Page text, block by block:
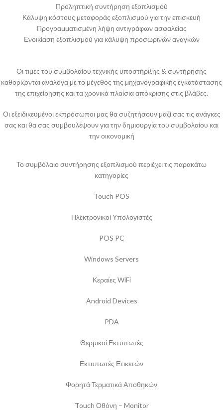
Προληπτική συντήρηση εξοπλισμού
Κάλυψη κόστους μεταφοράς εξοπλισμού για την επισκευή
Προγραμματισμένη λήψη αντιγράφων ασφαλείας
Ενοικίαση εξοπλισμού για κάλυψη προσωρινών αναγκών
Οι τιμές του συμβολαίου τεχνικής υποστήριξης & συντήρησης
καθορίζονται ανάλογα με το μέγεθος της μηχανογραφικής εγκατάστασης
της επιχείρησης και τα χρονικά πλαίσια απόκρισης στις βλάβες.
Οι εξειδικευμένοι εκπρόσωποι μας θα συζητήσουν μαζί σας τις ανάγκες
σας και θα σας συμβουλέψουν για την δημιουργία του συμβολαίου και
την οικονομική
Το συμβόλαιο συντήρησης εξοπλισμού περιέχει τις παρακάτω
κατηγορίες
Touch POS
Ηλεκτρονικοί Υπολογιστές
POS PC
Windows Servers
Κεραίες WiFi
Android Devices
PDA
Θερμικοί Εκτυπωτές
Εκτυπωτές Ετικετών
Φορητά Τερματικά Αποθηκών
Touch Οθόνη – Monitor